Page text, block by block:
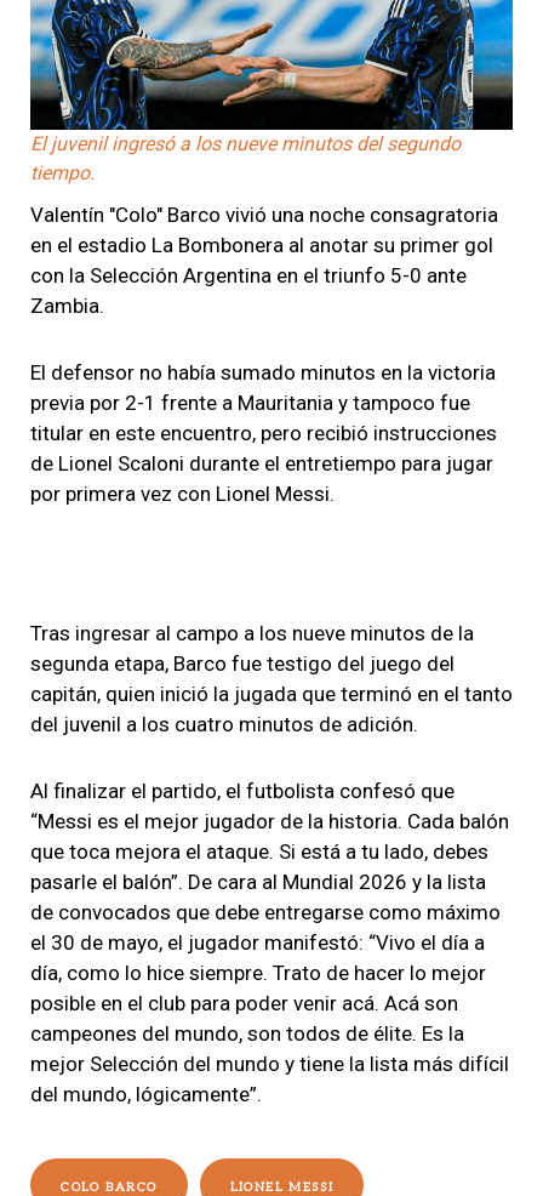
El juvenil ingresó a los nueve minutos del segundo
tiempo.
Valentín "Colo" Barco vivió una noche consagratoria
en el estadio La Bombonera al anotar su primer gol
con la Selección Argentina en el triunfo 5-0 ante
Zambia.
El defensor no había sumado minutos en la victoria
previa por 2-1 frente a Mauritania y tampoco fue
titular en este encuentro, pero recibió instrucciones
de Lionel Scaloni durante el entretiempo para jugar
por primera vez con Lionel Messi.
Tras ingresar al campo a los nueve minutos de la
segunda etapa, Barco fue testigo del juego del
capitán, quien inició la jugada que terminó en el tanto
del juvenil a los cuatro minutos de adición.
Al finalizar el partido, el futbolista confesó que
“Messi es el mejor jugador de la historia. Cada balón
que toca mejora el ataque. Si está a tu lado, debes
pasarle el balón”. De cara al Mundial 2026 y la lista
de convocados que debe entregarse como máximo
el 30 de mayo, el jugador manifestó: “Vivo el día a
día, como lo hice siempre. Trato de hacer lo mejor
posible en el club para poder venir acá. Acá son
campeones del mundo, son todos de élite. Es la
mejor Selección del mundo y tiene la lista más difícil
del mundo, lógicamente”.
COLO BARCO LIONEL MESSI